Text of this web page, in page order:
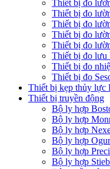
Thiết bị đo
Thiết bị đo
Thiết bị đo
Thiết bị đo
Thiết bị đo
Thiết bị đo lưu
Thiết bị đo
Thiết bị đo
Thiết bị kẹp thủy lực
Thiết bị truyền động
Bộ ly hợp
Bộ ly hợp
Bộ ly hợp
Bộ ly hợp
Bộ ly hợp
Bộ ly hợp